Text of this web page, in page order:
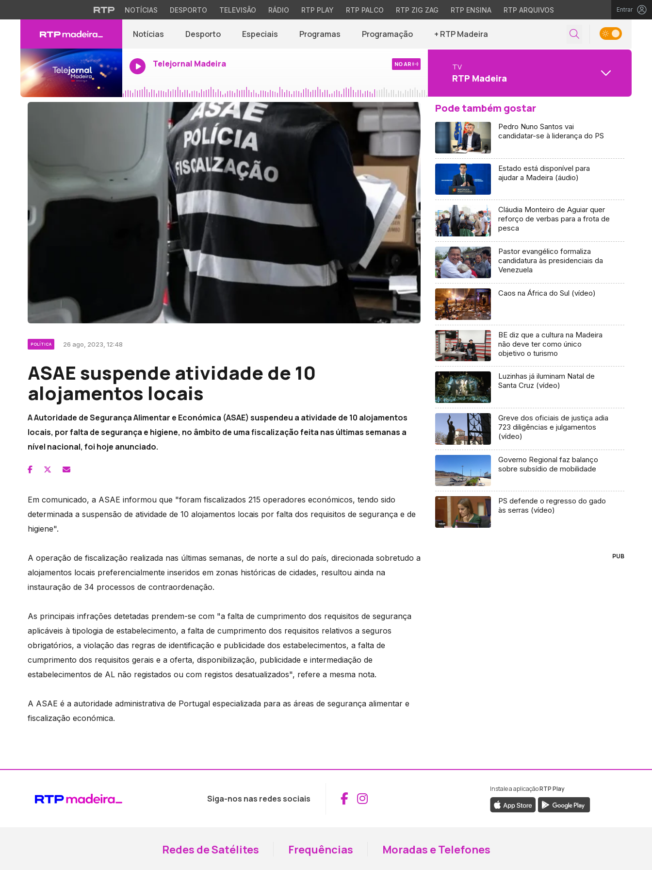
NOTÍCIAS DESPORTO TELEVISÃO RÁDIO RTP PLAY RTP PALCO RTP ZIG ZAG RTP ENSINA RTP ARQUIVOS Entrar
Notícias Desporto Especiais Programas Programação + RTP Madeira
Telejornal Madeira NO AR TV
RTP Madeira
POLÍTICA 26 ago, 2023, 12:48
ASAE suspende atividade de 10
alojamentos locais
A Autoridade de Segurança Alimentar e Económica (ASAE) suspendeu a atividade de 10 alojamentos
locais, por falta de segurança e higiene, no âmbito de uma fiscalização feita nas últimas semanas a
nível nacional, foi hoje anunciado.
Em comunicado, a ASAE informou que "foram fiscalizados 215 operadores económicos, tendo sido
determinada a suspensão de atividade de 10 alojamentos locais por falta dos requisitos de segurança e de
higiene".
A operação de fiscalização realizada nas últimas semanas, de norte a sul do país, direcionada sobretudo a
alojamentos locais preferencialmente inseridos em zonas históricas de cidades, resultou ainda na
instauração de 34 processos de contraordenação.
As principais infrações detetadas prendem-se com "a falta de cumprimento dos requisitos de segurança
aplicáveis à tipologia de estabelecimento, a falta de cumprimento dos requisitos relativos a seguros
obrigatórios, a violação das regras de identificação e publicidade dos estabelecimentos, a falta de
cumprimento dos requisitos gerais e a oferta, disponibilização, publicidade e intermediação de
estabelecimentos de AL não registados ou com registos desatualizados", refere a mesma nota.
A ASAE é a autoridade administrativa de Portugal especializada para as áreas de segurança alimentar e
fiscalização económica.
Pode também gostar
Pedro Nuno Santos vai
candidatar-se à liderança do PS
Estado está disponível para
ajudar a Madeira (áudio)
Cláudia Monteiro de Aguiar quer
reforço de verbas para a frota de
pesca
Pastor evangélico formaliza
candidatura às presidenciais da
Venezuela
Caos na África do Sul (vídeo)
BE diz que a cultura na Madeira
não deve ter como único
objetivo o turismo
Luzinhas já iluminam Natal de
Santa Cruz (vídeo)
Greve dos oficiais de justiça adia
723 diligências e julgamentos
(vídeo)
Governo Regional faz balanço
sobre subsídio de mobilidade
PS defende o regresso do gado
às serras (vídeo)
PUB
Siga-nos nas redes sociais Aceder ao Facebook da RTP Madeira
Aceder ao Instagram da RTP Madeira
Instale a aplicaçãoRTP Play
Redes de Satélites Frequências Moradas e Telefones